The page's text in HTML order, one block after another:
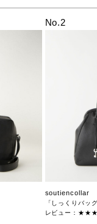
No.2
soutiencollar
「しっくりバッグ
レビュー：